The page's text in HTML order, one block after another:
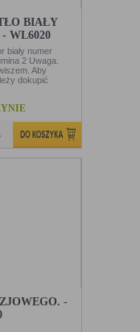
BIAŁY
WL6020
biały numer
2 Uwaga.
Aby
dokupić
-